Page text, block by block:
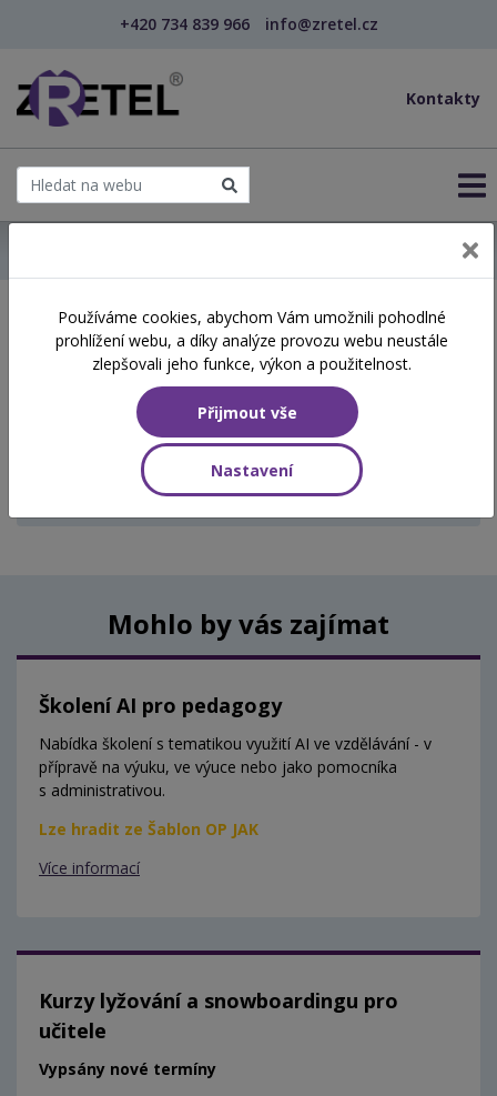
+420 734 839 966 info@zretel.cz
Kontakty
Školení začínající 15. 05.
2026
Aktuálně vypsané termíny
Aktuálně nejsou vypsány žádné termíny.
Mohlo by vás zajímat
Školení AI pro pedagogy
Nabídka školení s tematikou využití AI ve vzdělávání - v
přípravě na výuku, ve výuce nebo jako pomocníka
s administrativou.
Lze hradit ze Šablon OP JAK
Více informací
Kurzy lyžování a snowboardingu pro
učitele
Vypsány nové termíny
Používáme cookies, abychom Vám umožnili pohodlné
prohlížení webu, a díky analýze provozu webu neustále
zlepšovali jeho funkce, výkon a použitelnost.
Přijmout vše
Nastavení